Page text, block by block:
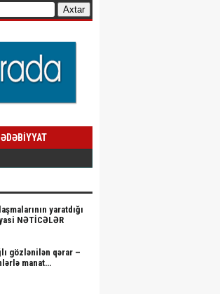
ƏDƏBİYYAT
yaratdığı
NƏTİCƏLƏR
gözlənilən qərar –
manat…